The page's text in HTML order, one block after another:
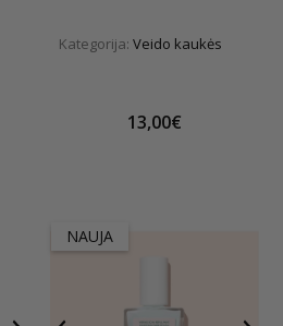
Kategorija: Veido kaukės
13,00€
NAUJA